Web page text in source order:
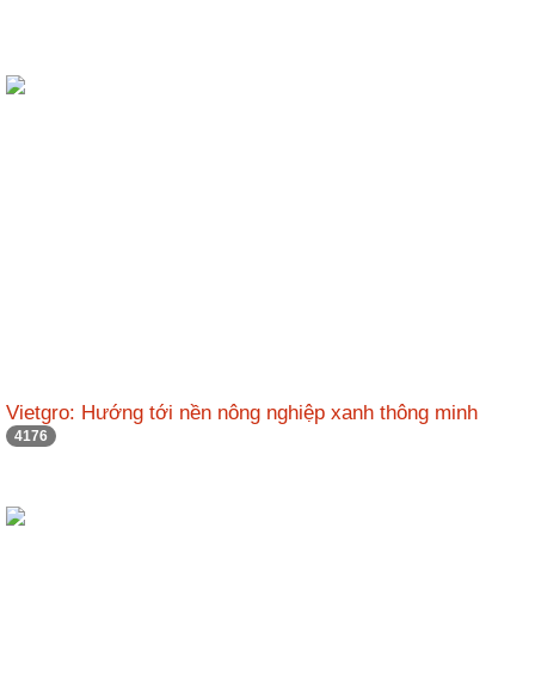
Vietgro: Hướng tới nền nông nghiệp xanh thông minh
4176